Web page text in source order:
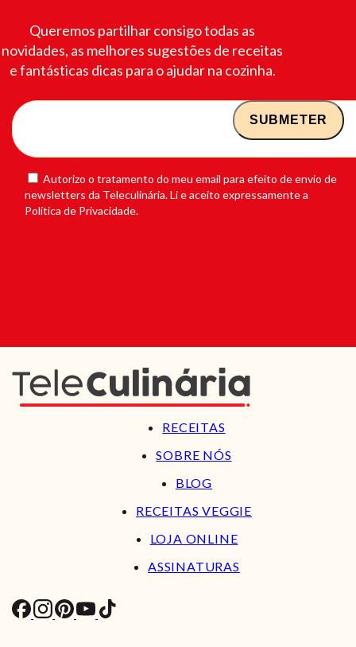
Queremos partilhar consigo todas as
novidades, as melhores sugestões de receitas
e fantásticas dicas para o ajudar na cozinha.
Autorizo o tratamento do meu email para efeito de envio de
newsletters da Teleculinária. Li e aceito expressamente a
Política de Privacidade.
RECEITAS
SOBRE NÓS
BLOG
RECEITAS VEGGIE
LOJA ONLINE
ASSINATURAS